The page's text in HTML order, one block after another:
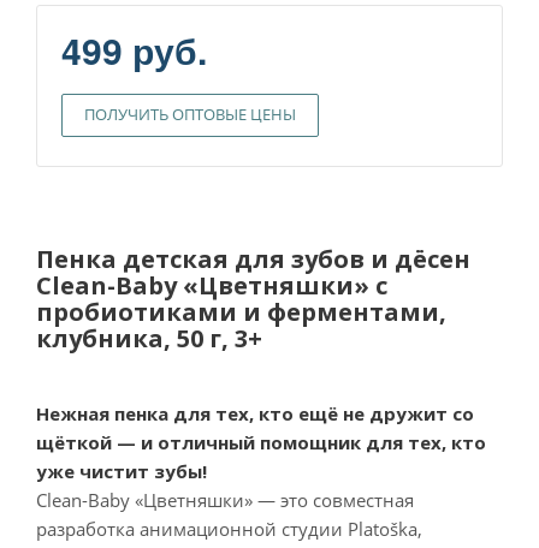
499 руб.
ПОЛУЧИТЬ ОПТОВЫЕ ЦЕНЫ
Пенка детская для зубов и дёсен
Clean-Baby «Цветняшки» с
пробиотиками и ферментами,
клубника, 50 г, 3+
Нежная пенка для тех, кто ещё не дружит со
щёткой — и отличный помощник для тех, кто
уже чистит зубы!
Clean-Baby «Цветняшки» — это совместная
разработка анимационной студии Platoška,